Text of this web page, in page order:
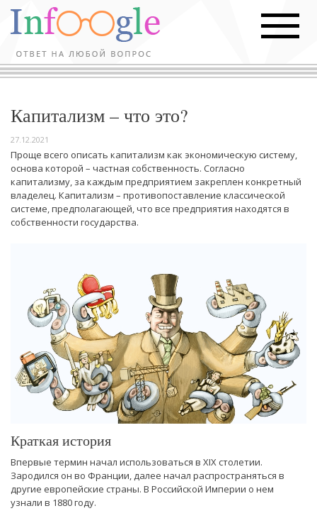
Капитализм – что это?
27.12.2021
Проще всего описать капитализм как экономическую систему,
основа которой – частная собственность. Согласно
капитализму, за каждым предприятием закреплен конкретный
владелец. Капитализм – противопоставление классической
системе, предполагающей, что все предприятия находятся в
собственности государства.
Краткая история
Впервые термин начал использоваться в XIX столетии.
Зародился он во Франции, далее начал распространяться в
другие европейские страны. В Российской Империи о нем
узнали в 1880 году.